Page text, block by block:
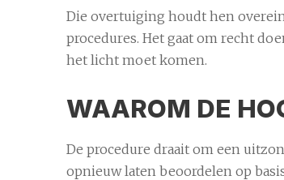
Die overtuiging houdt hen
procedures. Het gaat om recht
het licht moet komen.
WAAROM DE
De procedure draait om een
opnieuw laten beoordelen op